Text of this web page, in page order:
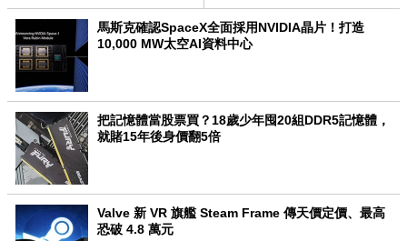
馬斯克確認SpaceX全面採用NVIDIA晶片！打造
10,000 MW太空AI資料中心
把記憶體當股票買？18歲少年囤20組DDR5記憶體，
就賭15年後身價翻5倍
Valve 新 VR 旗艦 Steam Frame 傳天價定價、最高
恐破 4.8 萬元